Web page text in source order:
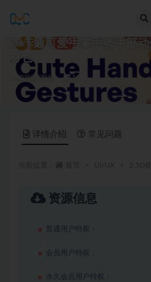
20卡通可爱手掌手势手部
材包
2.5D插画/图标 15
详情介绍 常见问题
资源信息
普通用户特权：
会员用户特权：
永久会员用户特权：